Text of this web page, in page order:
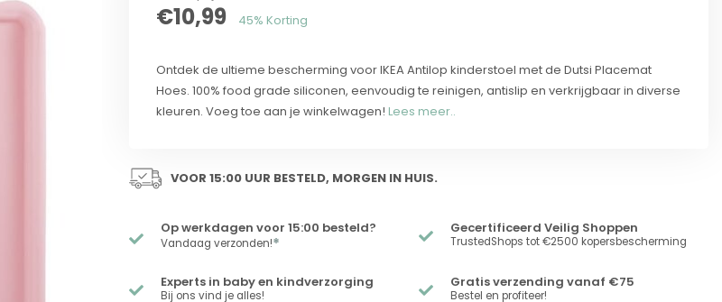
€10,99 45% Korting
Ontdek de ultieme bescherming voor IKEA Antilop kinderstoel met de Dutsi Placemat
Hoes. 100% food grade siliconen, eenvoudig te reinigen, antislip en verkrijgbaar in diverse
kleuren. Voeg toe aan je winkelwagen! Lees meer..
VOOR 15:00 UUR BESTELD, MORGEN IN HUIS.
Op werkdagen voor 15:00 besteld?
Vandaag verzonden!*
Gecertificeerd Veilig Shoppen
TrustedShops tot €2500 kopersbescherming
Experts in baby en kindverzorging
Bij ons vind je alles!
Gratis verzending vanaf €75
Bestel en profiteer!